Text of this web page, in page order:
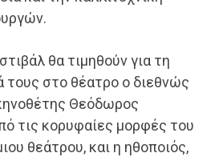
θα τιμηθούν για τη
τους στο θέατρο ο διεθνώς
Θεόδωρος
τις κορυφαίες μορφές του
θεάτρου, και η ηθοποιός,